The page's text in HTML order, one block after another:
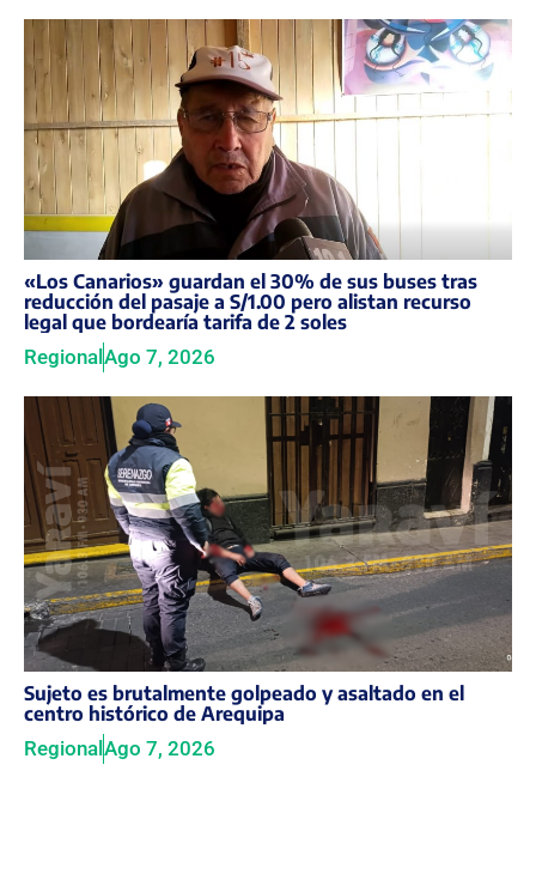
«Los Canarios» guardan el 30% de sus buses tras
reducción del pasaje a S/1.00 pero alistan recurso
legal que bordearía tarifa de 2 soles
Regional Ago 7, 2026
Sujeto es brutalmente golpeado y asaltado en el
centro histórico de Arequipa
RegionalAgo 7, 2026